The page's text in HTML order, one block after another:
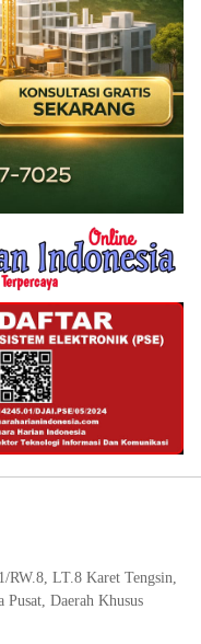
RW.8, LT.8 Karet Tengsin,
Pusat, Daerah Khusus